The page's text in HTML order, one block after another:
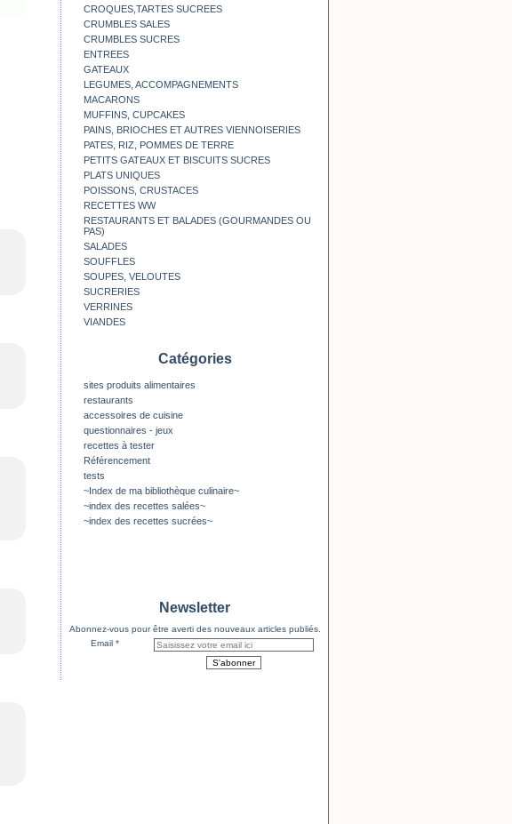
CROQUES,TARTES SUCREES
CRUMBLES SALES
CRUMBLES SUCRES
ENTREES
GATEAUX
LEGUMES, ACCOMPAGNEMENTS
MACARONS
MUFFINS, CUPCAKES
PAINS, BRIOCHES ET AUTRES VIENNOISERIES
PATES, RIZ, POMMES DE TERRE
PETITS GATEAUX ET BISCUITS SUCRES
PLATS UNIQUES
POISSONS, CRUSTACES
RECETTES WW
RESTAURANTS ET BALADES (GOURMANDES OU
PAS)
SALADES
SOUFFLES
SOUPES, VELOUTES
SUCRERIES
VERRINES
VIANDES
Catégories
sites produits alimentaires
restaurants
accessoires de cuisine
questionnaires - jeux
recettes à tester
Référencement
tests
~Index de ma bibliothèque culinaire~
~index des recettes salées~
~index des recettes sucrées~
Newsletter
Abonnez-vous pour être averti des nouveaux articles publiés.
Email